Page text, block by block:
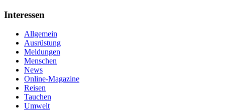
Interessen
Allgemein
Ausrüstung
Meldungen
Menschen
News
Online-Magazine
Reisen
Tauchen
Umwelt